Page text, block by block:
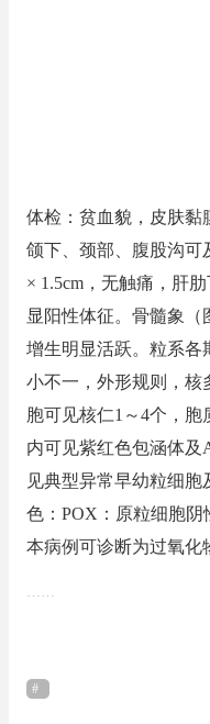
体检：贫血貌，皮肤黏
颌下、颈部、腹股沟可
× 1.5cm，无触痛，肝
显阳性体征。骨髓象（
增生明显活跃。粒系各
小不一，外形规则，核
胞可见核仁1～4个，
内可见紫红色包涵体及
见典型异常早幼粒细
色：POX：原粒细胞阴
本病例可诊断为过氧化
……